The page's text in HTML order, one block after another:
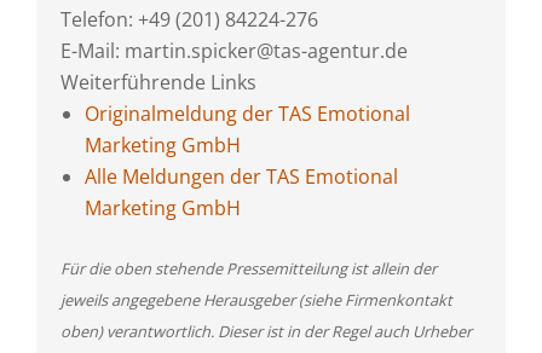
Telefon: +49 (201) 84224-276
E-Mail: martin.spicker@tas-agentur.de
Weiterführende Links
Originalmeldung der TAS Emotional
Marketing GmbH
Alle Meldungen der TAS Emotional
Marketing GmbH
Für die oben stehende Pressemitteilung ist allein der
jeweils angegebene Herausgeber (siehe Firmenkontakt
oben) verantwortlich. Dieser ist in der Regel auch Urheber